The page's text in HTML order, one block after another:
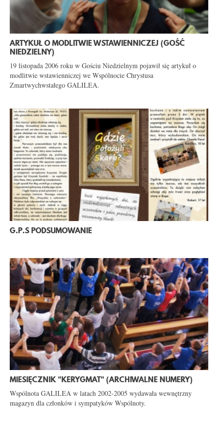
ARTYKUŁ O MODLITWIE WSTAWIENNICZEJ (GOŚĆ
NIEDZIELNY)
19 listopada 2006 roku w Gościu Niedzielnym pojawił się artykuł o
modlitwie wstawienniczej we Wspólnocie Chrystusa
Zmartwychwstałego GALILEA.
G.P.S PODSUMOWANIE
MIESIĘCZNIK "KERYGMAT" (ARCHIWALNE NUMERY)
Wspólnota GALILEA w latach 2002-2005 wydawała wewnętrzny
magazyn dla członków i sympatyków Wspólnoty.